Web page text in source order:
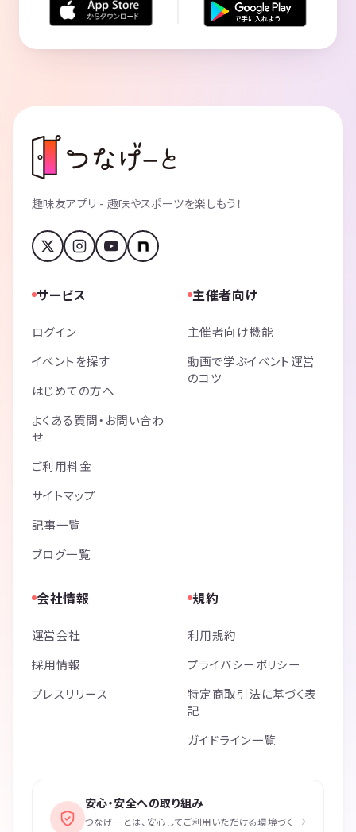
趣味友アプリ - 趣味やスポーツを楽しもう！
サービス
ログイン
イベントを探す
はじめての方へ
よくある質問・お問い合わ
せ
ご利用料金
サイトマップ
記事一覧
ブログ一覧
主催者向け
主催者向け機能
動画で学ぶイベント運営
のコツ
会社情報
運営会社
採用情報
プレスリリース
規約
利用規約
プライバシーポリシー
特定商取引法に基づく表
記
ガイドライン一覧
安心・安全への取り組み
つなげーとは、安心してご利用いただける環境づく
›